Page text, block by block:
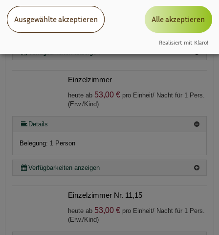
Sitzgelegenheit, Standspiegel, Wireless Lan im Zimmer
WC und Dusche, Waschbecken
Einzelzimmer
heute ab 53,00 € pro Einheit/ Nacht für 1 Pers.
(Erw./Kind)
Details
Belegung: 1 Person
Verfügbarkeiten anzeigen
Einzelzimmer Nr. 11,15
heute ab 53,00 € pro Einheit/ Nacht für 1 Pers.
(Erw./Kind)
Ausgewählte akzeptieren Alle akzeptieren
Realisiert mit Klaro!